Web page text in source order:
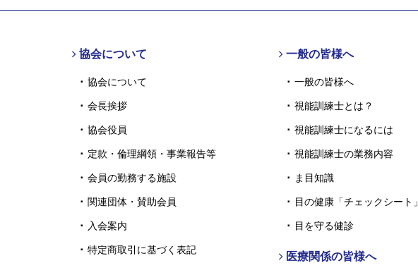
協会について
協会について
会長挨拶
協会役員
定款・倫理綱領・事業報告等
会員の勤務する施設
関連団体・賛助会員
入会案内
特定商取引に基づく表記
一般の皆様へ
一般の皆様へ
視能訓練士とは？
視能訓練士になるには
視能訓練士の業務内容
ま目知識
目の健康「チェックシート」
目を守る健診
医療関係の皆様へ